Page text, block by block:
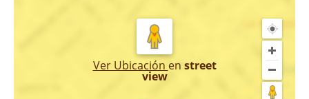
Ver Ubicación en street
view